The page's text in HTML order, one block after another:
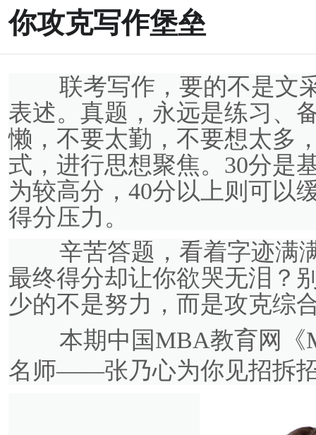
你攻克写作堡垒
联考写作，要的不是文采
表述。真题，永远是练习、
懒，不要太勤，不要想太多
式，进行思想聚焦。30分是
为较高分，40分以上则可以
得分压力。
辛苦答题， 看着字迹满
最终得分却让你欲哭无泪？
少的不是努力，而是攻克综
本期中国MBA教育网《
名师——张乃心为你见招拆